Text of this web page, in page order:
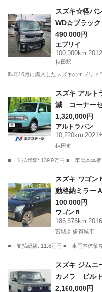
スズキ☆軽バ
WD☆ブラック
490,000円
エブリイ
100,000km
秋田駅
昨年10月に購入したスズキのエブリ
秋田駅 エ
スズキ アル
減 コーナー
ーター 横滑
ートライト
アリング パ
1,320,000円
アルトラパン
10,220km 2021
秋田市
■ 支払総額: 139.9万円 ■ 車両本体
アルトラパン
スズキ ワゴ
動格納ミラー
100,000円
ワゴンＲ
186,676km
宮城県 多賀城市
■ 支払総額: 11.8万円 ■ 車両本体価
ワゴンＲ
スズキ ジム
カメラ ビル
ル 車線逸脱
2,160,000円